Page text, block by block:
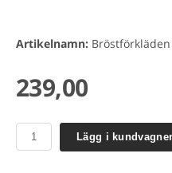
Artikelnamn: Bröstförkläden
239,00
Lägg i